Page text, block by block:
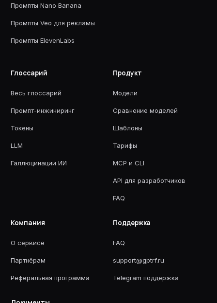
Промпты Nano Banana
Промпты Veo для рекламы
Промпты ElevenLabs
Глоссарий
Весь глоссарий
Промпт-инжиниринг
Токены
LLM
Галлюцинации ИИ
Продукт
Модели
Сравнение моделей
Шаблоны
Тарифы
MCP и CLI
API для разработчиков
FAQ
Компания
О сервисе
Партнёрам
Реферальная программа
Поддержка
FAQ
support@gptrf.ru
Telegram поддержка